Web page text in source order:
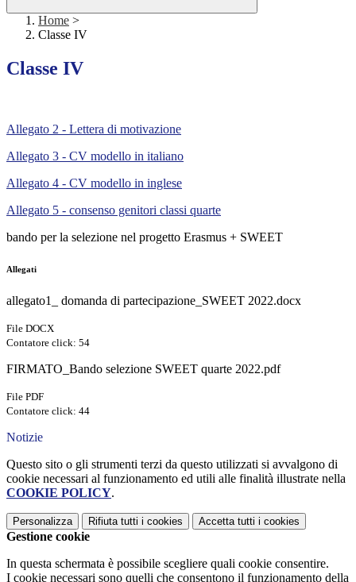
Home >
Classe IV
Classe IV
Allegato 2 - Lettera di motivazione
Allegato 3 - CV modello in italiano
Allegato 4 - CV modello in inglese
Allegato 5 - consenso genitori classi quarte
bando per la selezione nel progetto Erasmus + SWEET
Allegati
allegato1_ domanda di partecipazione_SWEET 2022.docx
File DOCX
Contatore click: 54
FIRMATO_Bando selezione SWEET quarte 2022.pdf
File PDF
Contatore click: 44
Notizie
Questo sito o gli strumenti terzi da questo utilizzati si avvalgono di
cookie necessari al funzionamento ed utili alle finalità illustrate nella
COOKIE POLICY.
Personalizza Rifiuta tutti i cookies Accetta tutti i cookies
Gestione cookie
In questa schermata è possibile scegliere quali cookie consentire.
I cookie necessari sono quelli che consentono il funzionamento della